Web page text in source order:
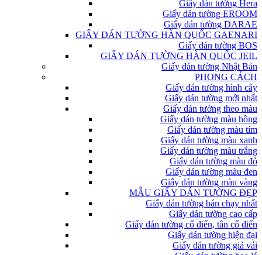
Giấy dán tường Hera
Giấy dán tường EROOM
Giấy dán tường DARAE
GIẤY DÁN TƯỜNG HÀN QUỐC GAENARI
Giấy dán tường BOS
GIẤY DÁN TƯỜNG HÀN QUỐC JEIL
Giấy dán tường Nhật Bản
PHONG CÁCH
Giấy dán tường hình cây
Giấy dán tường mới nhất
Giấy dán tường theo màu
Giấy dán tường màu hồng
Giấy dán tường màu tím
Giấy dán tường màu xanh
Giấy dán tường màu trắng
Giấy dán tường màu đỏ
Giấy dán tường màu đen
Giấy dán tường màu vàng
MẪU GIẤY DÁN TƯỜNG ĐẸP
Giấy dán tường bán chạy nhất
Giấy dán tường cao cấp
Giấy dán tường cổ điển, tân cổ điển
Giấy dán tường hiện đại
Giấy dán tường giả vải